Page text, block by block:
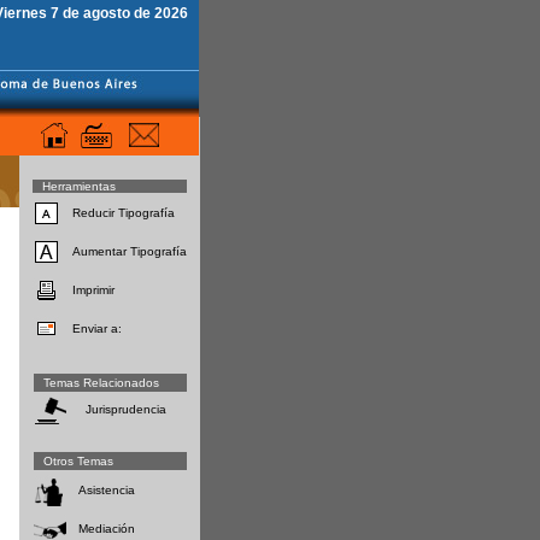
7 de agosto de 2026
Herramientas
Reducir Tipografía
Aumentar Tipografía
Imprimir
Enviar a:
Temas Relacionados
Jurisprudencia
Otros Temas
Asistencia
Mediación